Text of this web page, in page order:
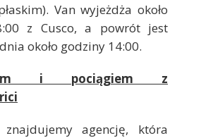
Van wyjeżdża około
z Cusco, a powrót jest
około godziny 14:00.
i pociągiem z
agencję, która